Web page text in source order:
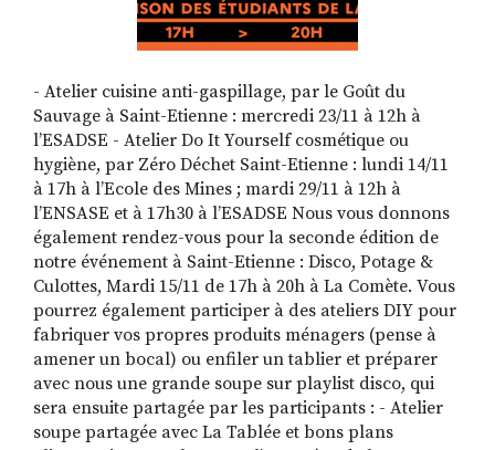
- Atelier cuisine anti-gaspillage, par le Goût du
Sauvage à Saint-Etienne : mercredi 23/11 à 12h à
l’ESADSE - Atelier Do It Yourself cosmétique ou
hygiène, par Zéro Déchet Saint-Etienne : lundi 14/11
à 17h à l’Ecole des Mines ; mardi 29/11 à 12h à
l’ENSASE et à 17h30 à l’ESADSE Nous vous donnons
également rendez-vous pour la seconde édition de
notre événement à Saint-Etienne : Disco, Potage &
Culottes, Mardi 15/11 de 17h à 20h à La Comète. Vous
pourrez également participer à des ateliers DIY pour
fabriquer vos propres produits ménagers (pense à
amener un bocal) ou enfiler un tablier et préparer
avec nous une grande soupe sur playlist disco, qui
sera ensuite partagée par les participants : - Atelier
soupe partagée avec La Tablée et bons plans